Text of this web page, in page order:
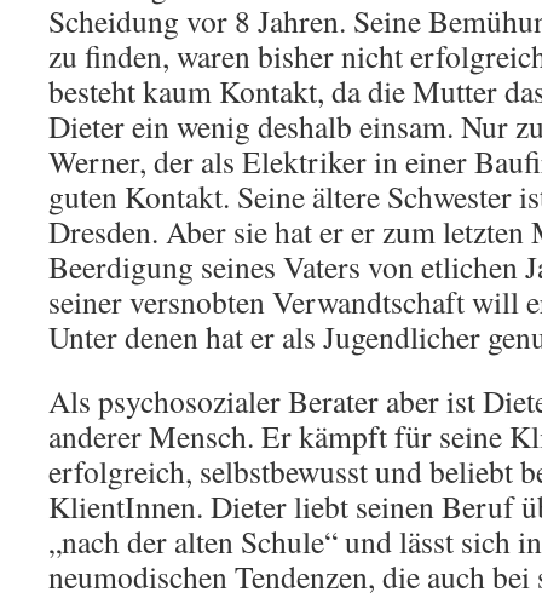
Scheidung vor 8 Jahren. Seine
zu finden, waren bisher nicht
besteht kaum Kontakt, da die Mutter
Dieter ein wenig deshalb einsam. Nur
Werner, der als Elektriker in einer
guten Kontakt. Seine ältere Schwester
Dresden. Aber sie hat er er zum letzten
Beerdigung seines Vaters von etlichen
seiner versnobten Verwandtschaft will
Unter denen hat er als Jugendlicher
Als psychosozialer Berater aber ist
anderer Mensch. Er kämpft für seine
erfolgreich, selbstbewusst und beliebt
KlientInnen. Dieter liebt seinen Beruf
„nach der alten Schule“ und lässt sich
neumodischen Tendenzen, die auch bei